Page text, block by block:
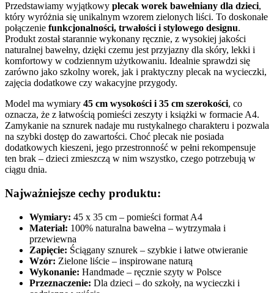
Przedstawiamy wyjątkowy plecak worek bawełniany dla dzieci,
który wyróżnia się unikalnym wzorem zielonych liści. To doskonałe
połączenie funkcjonalności, trwałości i stylowego designu.
Produkt został starannie wykonany ręcznie, z wysokiej jakości
naturalnej bawełny, dzięki czemu jest przyjazny dla skóry, lekki i
komfortowy w codziennym użytkowaniu. Idealnie sprawdzi się
zarówno jako szkolny worek, jak i praktyczny plecak na wycieczki,
zajęcia dodatkowe czy wakacyjne przygody.
Model ma wymiary 45 cm wysokości i 35 cm szerokości, co
oznacza, że z łatwością pomieści zeszyty i książki w formacie A4.
Zamykanie na sznurek nadaje mu rustykalnego charakteru i pozwala
na szybki dostęp do zawartości. Choć plecak nie posiada
dodatkowych kieszeni, jego przestronność w pełni rekompensuje
ten brak – dzieci zmieszczą w nim wszystko, czego potrzebują w
ciągu dnia.
Najważniejsze cechy produktu:
Wymiary: 45 x 35 cm – pomieści format A4
Materiał: 100% naturalna bawełna – wytrzymała i
przewiewna
Zapięcie: Ściągany sznurek – szybkie i łatwe otwieranie
Wzór: Zielone liście – inspirowane naturą
Wykonanie: Handmade – ręcznie szyty w Polsce
Przeznaczenie: Dla dzieci – do szkoły, na wycieczki i